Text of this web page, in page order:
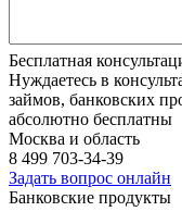
Бесплатная
Нуждаетесь в
займов, банковских
абсолютно бесплатны
Москва и область
8 499 703-34-39
Задать вопрос онлайн
Банковские продукты